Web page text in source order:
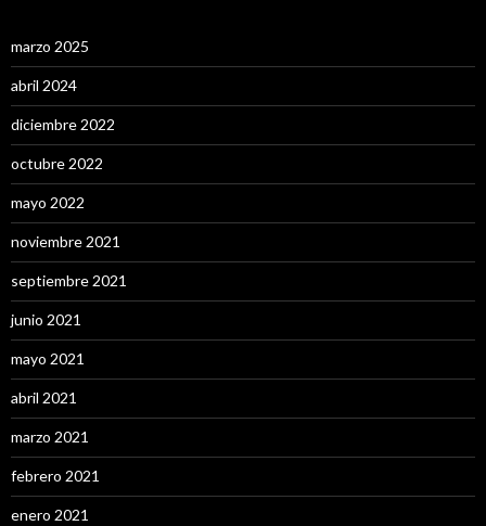
marzo 2025
abril 2024
diciembre 2022
octubre 2022
mayo 2022
noviembre 2021
septiembre 2021
junio 2021
mayo 2021
abril 2021
marzo 2021
febrero 2021
enero 2021